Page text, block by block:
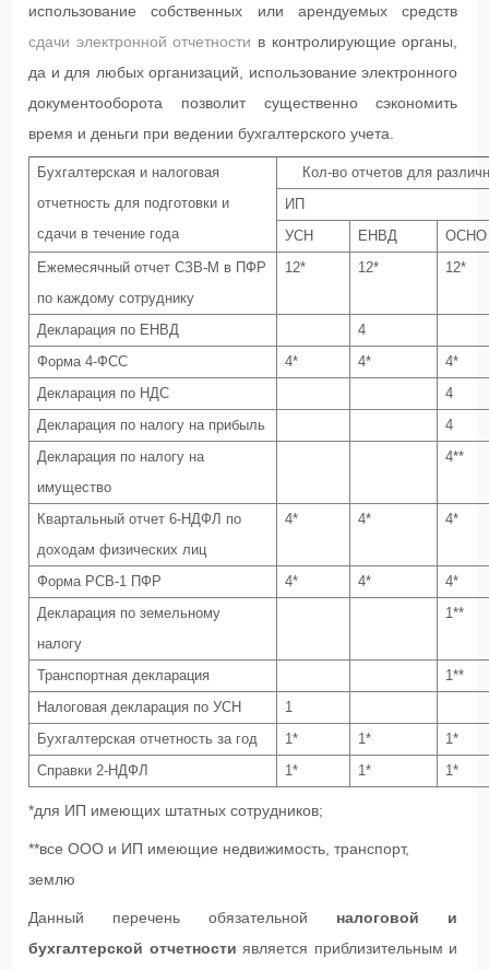
использование собственных или арендуемых средств
сдачи электронной отчетности в контролирующие органы,
да и для любых организаций, использование электронного
документооборота позволит существенно сэкономить
время и деньги при ведении бухгалтерского учета.
Бухгалтерская и налоговая
отчетность для подготовки и
сдачи в течение года
Кол-во отчетов для
ИП
УСН
ЕНВД
ОСНО
Ежемесячный отчет СЗВ-М в ПФР
по каждому сотруднику
12* 12* 12*
Декларация по ЕНВД
4
Форма 4-ФСС
4* 4*
4*
Декларация по НДС
4
Декларация по налогу на прибыль
4
Декларация по налогу на
имущество
4**
Квартальный отчет 6-НДФЛ по
доходам физических лиц
4* 4* 4*
Форма РСВ-1 ПФР 4* 4*
4*
Декларация по земельному
налогу
1**
Транспортная декларация
1**
Налоговая декларация по УСН
1
Бухгалтерская отчетность за год
1* 1*
1*
Справки 2-НДФЛ
1* 1* 1*
*для ИП имеющих штатных сотрудников;
**все ООО и ИП имеющие недвижимость, транспорт,
землю
Данный перечень обязательной налоговой и
бухгалтерской отчетности является приблизительным и